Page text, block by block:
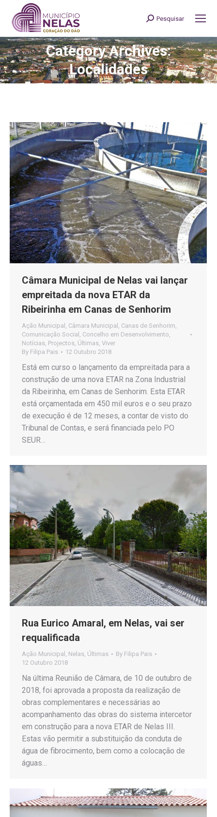
Search:
Pesquisar
Category Archives:
Localidades
You are here:
Câmara Municipal de Nelas vai lançar
empreitada da nova ETAR da
Ribeirinha em Canas de Senhorim
Ação Municipal Câmara Municipal Canas de Senhorim
Comunicação Social Concelho em Desenvolvimento
Notícias Projectos Últimas Viver
By Filipa Pais 12 Outubro 2018
Está em curso o lançamento da empreitada para a
construção de uma nova ETAR na Zona Industrial
da Ribeirinha, em Canas de Senhorim. Esta ETAR
está orçamentada em 450 mil euros e o seu prazo
de execução é de 12 meses, a contar de visto do
Tribunal de Contas, e será financiada pelo PO
SEUR…
Rua Eurico Amaral, em Nelas, vai ser
requalificada
Ação Municipal , Nelas, Últimas By Filipa Pais
12 Outubro 2018
Na última Reunião de Câmara, de 10 de outubro de
2018, foi aprovada a proposta da realização de
obras complementares e necessárias ao
acompanhamento das obras do sistema intercetor
em construção para a nova ETAR de Nelas III.
Estas vão permitir a substituição da conduta de
água de fibrocimento, bem como a colocação de
águas…